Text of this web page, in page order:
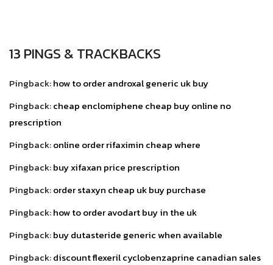
13 PINGS & TRACKBACKS
Pingback:how to order androxal generic uk buy
Pingback:cheap enclomiphene cheap buy online no
prescription
Pingback:online order rifaximin cheap where
Pingback:buy xifaxan price prescription
Pingback:order staxyn cheap uk buy purchase
Pingback:how to order avodart buy in the uk
Pingback:buy dutasteride generic when available
Pingback:discount flexeril cyclobenzaprine canadian sales